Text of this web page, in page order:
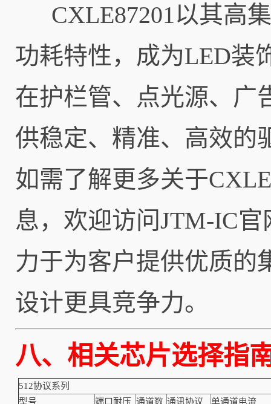
CXLE87201以其高
功耗特性，成为LED装
在护栏管、点光源、广
供稳定、精准、高效的
如需了解更多关于
息，欢迎访问JTM-IC官
力于为客户提供优质的
设计更具竞争力。
八、 相关芯片
512协议系列
型号
端口耐压 通道数 通讯协议 单通道电流